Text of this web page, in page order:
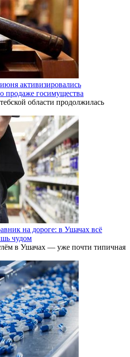
активизировались
продаже госимущества
области продолжилась
на дороге: в Ушачах всё
чудом
в Ушачах — уже почти типичная